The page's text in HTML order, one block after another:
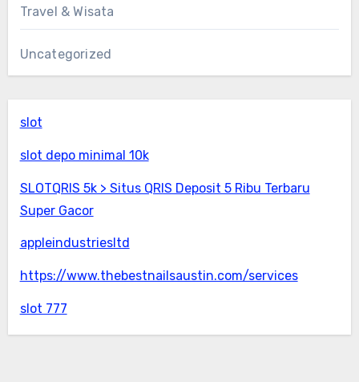
Travel & Wisata
Uncategorized
slot
slot depo minimal 10k
SLOTQRIS 5k > Situs QRIS Deposit 5 Ribu Terbaru
Super Gacor
appleindustriesltd
https://www.thebestnailsaustin.com/services
slot 777